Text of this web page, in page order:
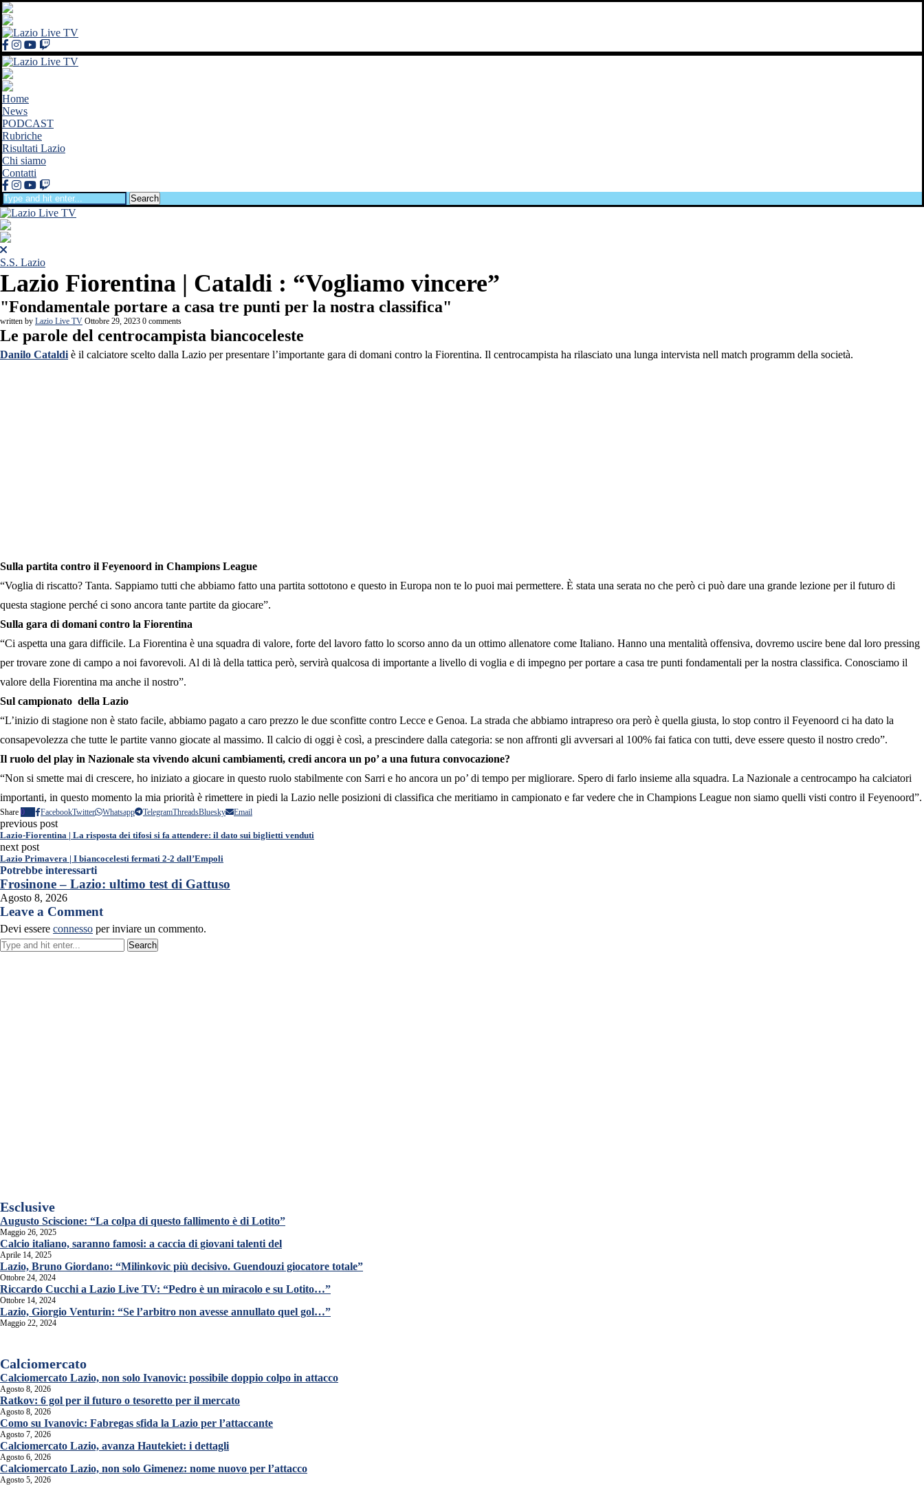
Home
News
PODCAST
Rubriche
Risultati Lazio
Chi siamo
Contatti
Search
S.S. Lazio
Lazio Fiorentina | Cataldi : “Vogliamo vincere”
"Fondamentale portare a casa tre punti per la nostra classifica"
written by Lazio Live TV Ottobre 29, 2023 0 comments
Le parole del centrocampista biancoceleste
Danilo Cataldi è il calciatore scelto dalla Lazio per presentare l’importante gara di domani contro la Fiorentina. Il centrocampista ha rilasciato una lunga intervista nell match programm della società.
Sulla partita contro il Feyenoord in Champions League
“Voglia di riscatto? Tanta. Sappiamo tutti che abbiamo fatto una partita sottotono e questo in Europa non te lo puoi mai permettere. È stata una serata no che però ci può dare una grande lezione per il futuro di
questa stagione perché ci sono ancora tante partite da giocare”.
Sulla gara di domani contro la Fiorentina
“Ci aspetta una gara difficile. La Fiorentina è una squadra di valore, forte del lavoro fatto lo scorso anno da un ottimo allenatore come Italiano. Hanno una mentalità offensiva, dovremo uscire bene dal loro pressing
per trovare zone di campo a noi favorevoli. Al di là della tattica però, servirà qualcosa di importante a livello di voglia e di impegno per portare a casa tre punti fondamentali per la nostra classifica. Conosciamo il
valore della Fiorentina ma anche il nostro”.
Sul campionato della Lazio
“L’inizio di stagione non è stato facile, abbiamo pagato a caro prezzo le due sconfitte contro Lecce e Genoa. La strada che abbiamo intrapreso ora però è quella giusta, lo stop contro il Feyenoord ci ha dato la
consapevolezza che tutte le partite vanno giocate al massimo. Il calcio di oggi è così, a prescindere dalla categoria: se non affronti gli avversari al 100% fai fatica con tutti, deve essere questo il nostro credo”.
Il ruolo del play in Nazionale sta vivendo alcuni cambiamenti, credi ancora un po’ a una futura convocazione?
“Non si smette mai di crescere, ho iniziato a giocare in questo ruolo stabilmente con Sarri e ho ancora un po’ di tempo per migliorare. Spero di farlo insieme alla squadra. La Nazionale a centrocampo ha calciatori
importanti, in questo momento la mia priorità è rimettere in piedi la Lazio nelle posizioni di classifica che meritiamo in campionato e far vedere che in Champions League non siamo quelli visti contro il Feyenoord”.
Share 0 FacebookTwitter Whatsapp TelegramThreadsBluesky Email
previous post
Lazio-Fiorentina | La risposta dei tifosi si fa attendere: il dato sui biglietti venduti
next post
Lazio Primavera | I biancocelesti fermati 2-2 dall’Empoli
Potrebbe interessarti
Frosinone – Lazio: ultimo test di Gattuso
Agosto 8, 2026
Leave a Comment
Devi essere connesso per inviare un commento.
Esclusive
Augusto Sciscione: “La colpa di questo fallimento è di Lotito”
Maggio 26, 2025
Calcio italiano, saranno famosi: a caccia di giovani talenti del
Aprile 14, 2025
Lazio, Bruno Giordano: “Milinkovic più decisivo. Guendouzi giocatore totale”
Ottobre 24, 2024
Riccardo Cucchi a Lazio Live TV: “Pedro è un miracolo e su Lotito…”
Ottobre 14, 2024
Lazio, Giorgio Venturin: “Se l’arbitro non avesse annullato quel gol…”
Maggio 22, 2024
Calciomercato
Calciomercato Lazio, non solo Ivanovic: possibile doppio colpo in attacco
Agosto 8, 2026
Ratkov: 6 gol per il futuro o tesoretto per il mercato
Agosto 8, 2026
Como su Ivanovic: Fabregas sfida la Lazio per l’attaccante
Agosto 7, 2026
Calciomercato Lazio, avanza Hautekiet: i dettagli
Agosto 6, 2026
Calciomercato Lazio, non solo Gimenez: nome nuovo per l’attacco
Agosto 5, 2026